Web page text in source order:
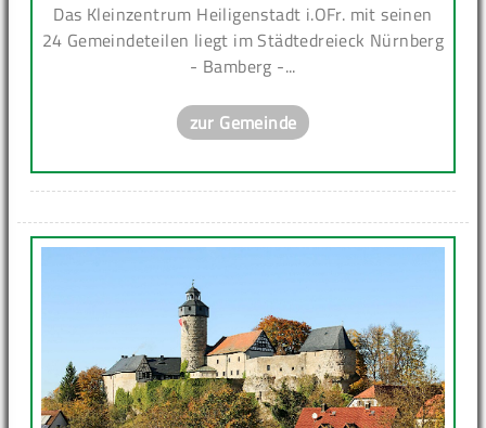
Das Kleinzentrum Heiligenstadt i.OFr. mit seinen
24 Gemeindeteilen liegt im Städtedreieck Nürnberg
- Bamberg -...
zur Gemeinde